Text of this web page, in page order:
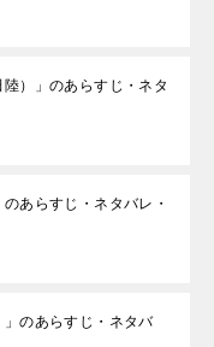
陸）」のあらすじ・ネタ
あらすじ・ネタバレ・
」のあらすじ・ネタバ